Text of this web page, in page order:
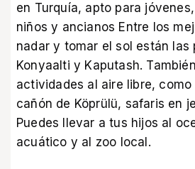
en Turquía, apto para
niños y ancianos Entre los
nadar y tomar el sol están las
Konyaalti y Kaputash.
actividades al aire libre, como
cañón de Köprülü, safaris en
Puedes llevar a tus hijos al
acuático y al zoo local.